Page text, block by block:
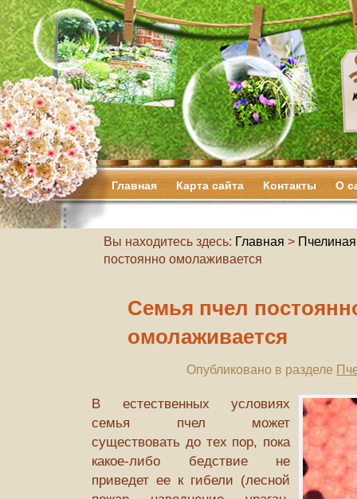
Главная Карта сайта Контакты О
Вы находитесь здесь: Главная >
постоянно омолаживается
Семья пчел
омолаживается
Опубликовано в разделе
В естественных условиях
семья пчел может
существовать до тех пор, пока
ка­кое-либо бедствие не
приведет ее к гибели (лесной